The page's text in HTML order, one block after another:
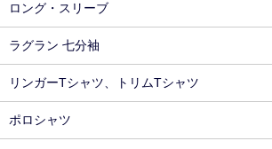
ロング・スリーブ
ラグラン 七分袖
リンガーTシャツ、トリムTシャツ
ポロシャツ